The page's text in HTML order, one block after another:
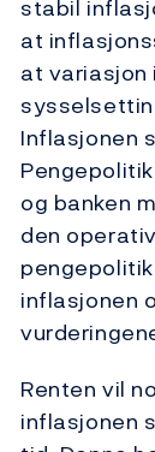
stabil
at
at variasjon
Inflasjonen
og banken
den
inflasjonen
Renten vil
inflasjonen